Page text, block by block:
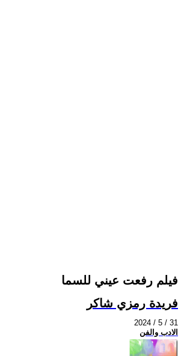
فيلم رفعت عيني للسما
فريدة رمزي شاكر
2024 / 5 / 31
الادب والفن